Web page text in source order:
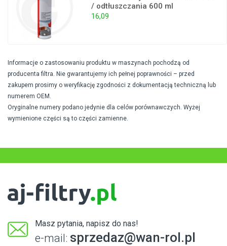
/ odtłuszczania 600 ml
16,09
Informacje o zastosowaniu produktu w maszynach pochodzą od
producenta filtra. Nie gwarantujemy ich pełnej poprawności – przed
zakupem prosimy o weryfikację zgodności z dokumentacją techniczną lub
numerem OEM.
Oryginalne numery podano jedynie dla celów porównawczych. Wyżej
wymienione części są to części zamienne.
Masz pytania, napisz do nas!
e-mail: sprzedaz@wan-rol.pl